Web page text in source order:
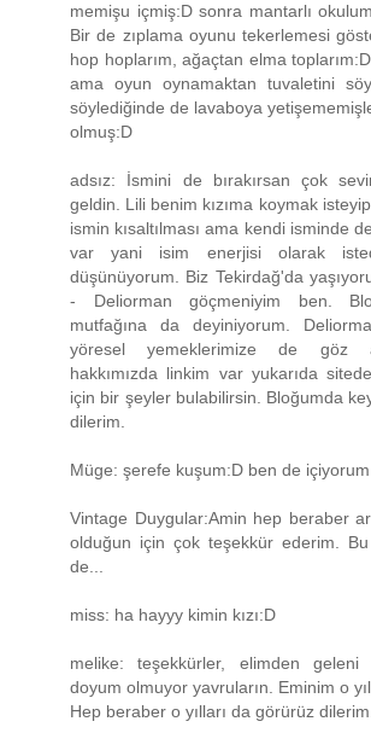
memişu içmiş:D sonra mantarlı okulum
Bir de zıplama oyunu tekerlemesi
hop hoplarım, ağaçtan elma
ama oyun oynamaktan tuvaletini
söylediğinde de lavaboya
olmuş:D
adsız: İsmini de bırakırsan çok
geldin. Lili benim kızıma koymak
ismin kısaltılması ama kendi isminde
var yani isim enerjisi olarak
düşünüyorum. Biz Tekirdağ'da
- Deliorman göçmeniyim ben.
mutfağına da deyiniyorum.
yöresel yemeklerimize de göz
hakkımızda linkim var yukarıda
için bir şeyler bulabilirsin. Bloğumda
dilerim.
Müge: şerefe kuşum:D ben de
Vintage Duygular:Amin hep beraber
olduğun için çok teşekkür ederim.
de...
miss: ha hayyy kimin kızı:D
melike: teşekkürler, elimden geleni
doyum olmuyor yavruların. Eminim o
Hep beraber o yılları da görürüz dilerim.